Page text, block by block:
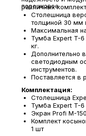
различных
Столешница
толщиной 30 мм
Максимальная
Тумба Expert T-6
кг.
Дополнительно
светодиодным
инструментов.
Поставляется в
Комплектация:
Столешница
Тумба Expert T-
Экран Profi M-
Комплект
1 шт
порошковое